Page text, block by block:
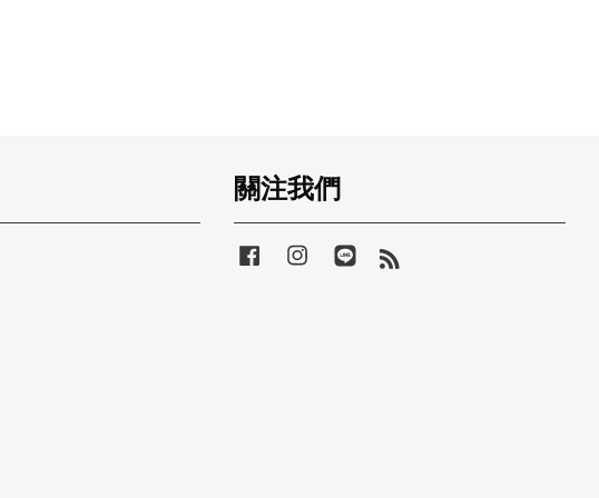
關注我們
FacebookInstagramLine